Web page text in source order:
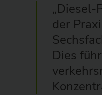
„Diesel-
der
Dies